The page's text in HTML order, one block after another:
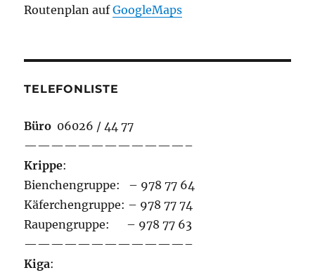
Routenplan aufGoogleMaps
TELEFONLISTE
Büro 06026 / 44 77
————————————–
Krippe:
Bienchengruppe: – 978 77 64
Käferchengruppe: – 978 77 74
Raupengruppe: – 978 77 63
————————————–
Kiga: